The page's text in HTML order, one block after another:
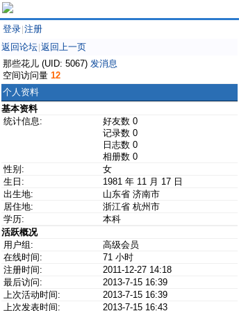
登录 注册
返回论坛 返回上一页
那些花儿 (UID: 5067) 发消息
空间访问量 12
个人资料
基本资料
统计信息:
好友数 0
记录数 0
日志数 0
相册数 0
性别:
女
生日:
1981 年 11 月 17 日
出生地:
山东省 济南市
居住地:
浙江省 杭州市
学历:
本科
活跃概况
用户组:
高级会员
在线时间:
71 小时
注册时间:
2011-12-27 14:18
最后访问:
2013-7-15 16:39
上次活动时间:
2013-7-15 16:39
上次发表时间:
2013-7-15 16:43